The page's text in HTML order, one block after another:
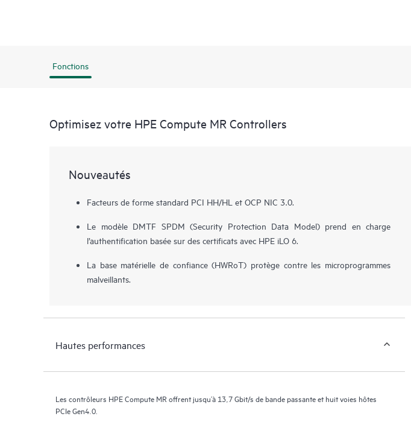
Fonctions
Optimisez votre HPE Compute MR Controllers
Nouveautés
Facteurs de forme standard PCI HH/HL et OCP NIC 3.0.
Le modèle DMTF SPDM (Security Protection Data Model) prend en charge
l’authentification basée sur des certificats avec HPE iLO 6.
La base matérielle de confiance (HWRoT) protège contre les microprogrammes
malveillants.
Hautes performances
Les contrôleurs HPE Compute MR offrent jusqu’à 13,7 Gbit/s de bande passante et huit voies hôtes
PCIe Gen4.0.